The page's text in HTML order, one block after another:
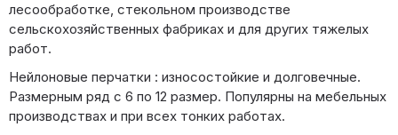
лесообработке, стекольном производстве
сельскохозяйственных фабриках и для других тяжелых
работ.
Нейлоновые перчатки : износостойкие и долговечные.
Размерным ряд с 6 по 12 размер. Популярны на мебельных
производствах и при всех тонких работах.